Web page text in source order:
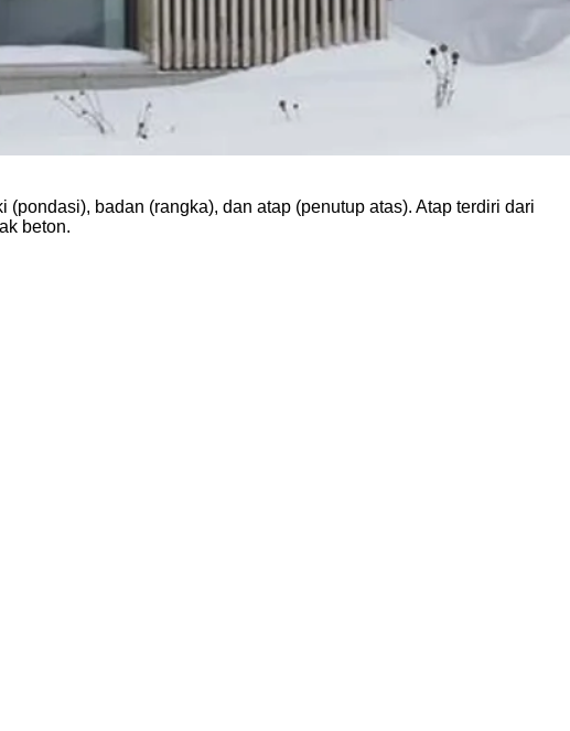
badan (rangka), dan atap (penutup atas). Atap terdiri dari
beton.